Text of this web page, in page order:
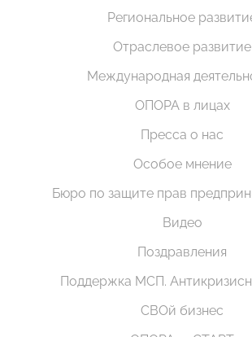
Региональное
Отраслевое развитие
Международная
ОПОРА в лицах
Пресса о нас
Особое мнение
Бюро по защите прав
Видео
Поздравления
Поддержка МСП.
СВОй бизнес